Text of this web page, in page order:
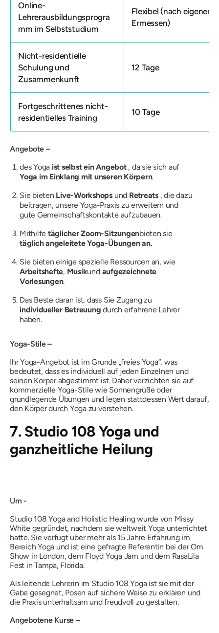
Online-
Lehrerausbildungsprogra
mm im Selbststudium
Flexibel (nach eigenem
Ermessen)
Nicht-residentielle
Schulung und
Zusammenkunft
12 Tage
Fortgeschrittenes nicht-
residentielles Training
10 Tage
Angebote –
des Yoga ist selbst ein Angebot, da sie sich auf
Yoga im Einklang mit unseren Körpern.
Sie bieten Live-Workshops und Retreats, die dazu
beitragen, unsere Yoga-Praxis zu erweitern und
gute Gemeinschaftskontakte aufzubauen.
Mithilfe täglicher Zoom-Sitzungenbieten sie
täglich angeleitete Yoga-Übungen an.
Sie bieten einige spezielle Ressourcen an, wie
Arbeitshefte, Musikund aufgezeichnete
Vorlesungen.
Das Beste daran ist, dass Sie Zugang zu
individueller Betreuung durch erfahrene Lehrer
haben.
Yoga-Stile –
Ihr Yoga-Angebot ist im Grunde „freies Yoga“, was
bedeutet, dass es individuell auf jeden Einzelnen und
seinen Körper abgestimmt ist. Daher verzichten sie auf
kommerzielle Yoga-Stile wie Sonnengrüße oder
grundlegende Übungen und legen stattdessen Wert darauf,
den Körper durch Yoga zu verstehen.
7. Studio 108 Yoga und
ganzheitliche Heilung
Um -
Studio 108 Yoga and Holistic Healing wurde von Missy
White gegründet, nachdem sie weltweit Yoga unterrichtet
hatte. Sie verfügt über mehr als 15 Jahre Erfahrung im
Bereich Yoga und ist eine gefragte Referentin bei der Om
Show in London, dem Floyd Yoga Jam und dem RasaLila
Fest in Tampa, Florida.
Als leitende Lehrerin im Studio 108 Yoga ist sie mit der
Gabe gesegnet, Posen auf sichere Weise zu erklären und
die Praxis unterhaltsam und freudvoll zu gestalten.
Angebotene Kurse –